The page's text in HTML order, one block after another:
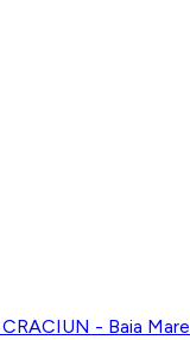
- Baia Mare